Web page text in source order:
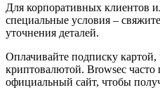
Для корпоративных клиентов
специальные условия –
уточнения деталей.
Оплачивайте подписку картой,
криптовалютой. Browsec
официальный сайт, чтобы